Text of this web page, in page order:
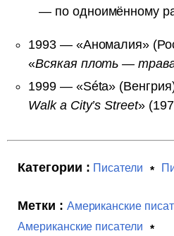
— по одноимённому
1993 — «Аномалия»
«Всякая плоть —
1999 — «Séta»
Walk a City’s Street»
Категории : Писатели
Метки : Американские
Американские писатели